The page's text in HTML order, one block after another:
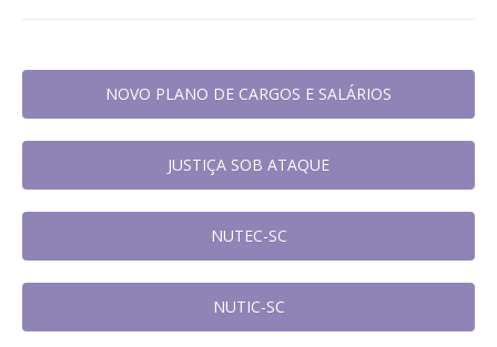
NOVO PLANO DE CARGOS E SALÁRIOS
JUSTIÇA SOB ATAQUE
NUTEC-SC
NUTIC-SC